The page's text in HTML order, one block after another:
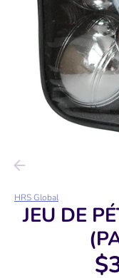
HRS Global
JEU DE